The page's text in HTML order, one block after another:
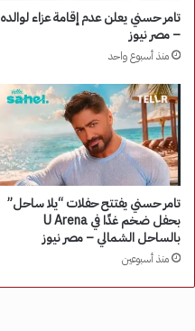
تامر حسني يعلن عدم إقامة عزاء لوالده
– مصر نيوز
منذ أسبوع واحد
تامر حسني يفتتح حفلات “يلا ساحل”
بحفل ضخم غدًا في U Arena
بالساحل الشمالي – مصر نيوز
منذ أسبوعين